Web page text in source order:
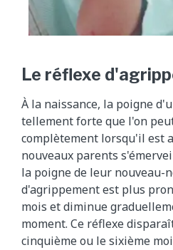
Le réflexe
À la naissance, la poigne
tellement forte que l'on
complètement lorsqu'il est
nouveaux parents
la poigne de leur nouveau-
d'agrippement est plus
mois et diminue
moment. Ce réflexe
cinquième ou le sixième